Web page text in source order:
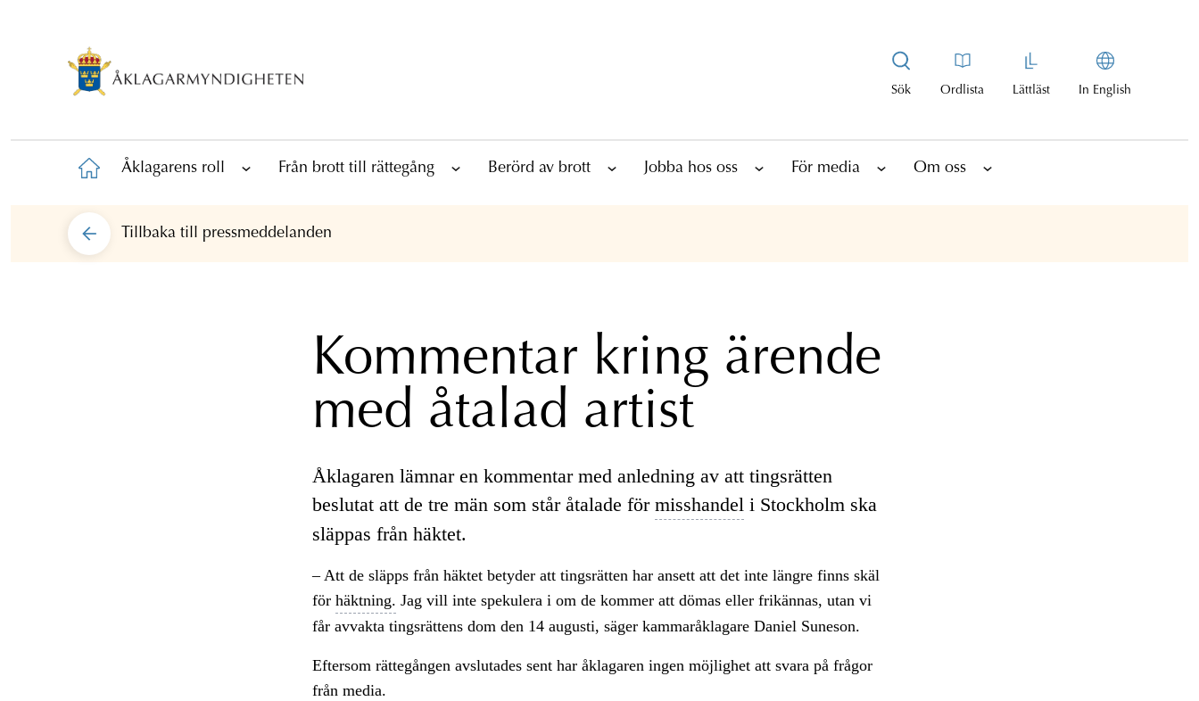
Sök Ordlista Lättläst In English
Åklagarens roll Från brott till rättegång Berörd av brott Jobba hos oss För media Om oss
Tillbaka till pressmeddelanden
Kommentar kring ärende
med åtalad artist
Åklagaren lämnar en kommentar med anledning av att tingsrätten
beslutat att de tre män som står åtalade för misshandel i Stockholm ska
släppas från häktet.
– Att de släpps från häktet betyder att tingsrätten har ansett att det inte längre finns skäl
för häktning. Jag vill inte spekulera i om de kommer att dömas eller frikännas, utan vi
får avvakta tingsrättens dom den 14 augusti, säger kammaråklagare Daniel Suneson.
Eftersom rättegången avslutades sent har åklagaren ingen möjlighet att svara på frågor
från media.